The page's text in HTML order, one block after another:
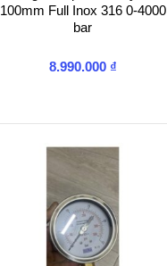
100mm Full Inox 316 0-4000
bar
8.990.000 ₫